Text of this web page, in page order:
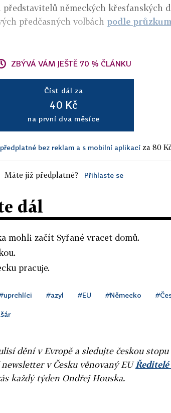
představitelů německých křesťanských
předčasných volbách podle
ZBÝVÁ VÁM JEŠTĚ 70 % ČLÁNKU
Číst dál za
40 Kč
na první dva měsíce
předplatné bez reklam a s mobilní aplikací za 80
Máte již předplatné? Přihlaste se
dál
mohli začít Syřané vracet domů.
pracuje.
#azyl #EU #Německo
dění v Evropě a sledujte českou stopu
v Česku věnovaný EU
každý týden Ondřej Houska.